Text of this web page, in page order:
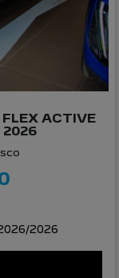
ACTIVE
2026
2026